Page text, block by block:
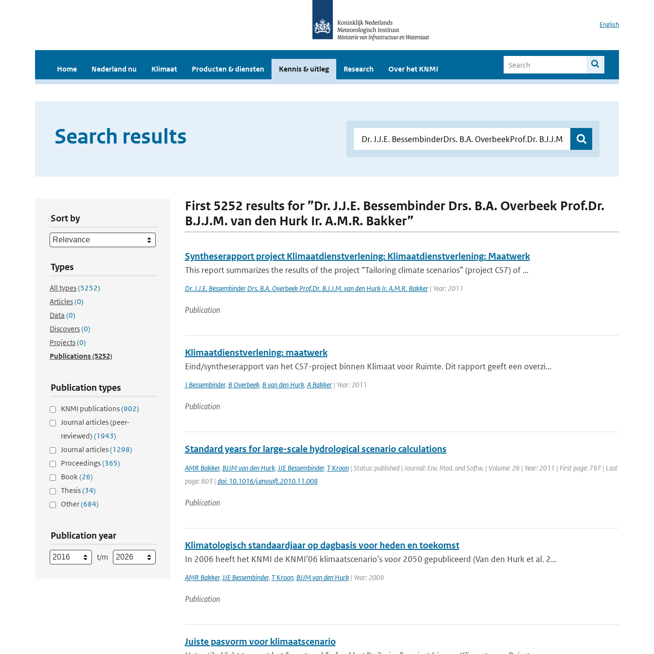
English
Home Nederland nu Klimaat Producten & diensten Kennis & uitleg Research Over het KNMI
Search results
Sort by
Types
All types(5252)
Articles(0)
Data (0)
Discovers(0)
Projects(0)
Publications(5252)
Publication types
KNMI publications(902)
Journal articles (peer-
reviewed) (1943)
Journal articles(1298)
Proceedings(365)
Book(26)
Thesis(34)
Other(684)
Publication year
t/m
First 5252 results for ”Dr. J.J.E. Bessembinder Drs. B.A. Overbeek Prof.Dr.
B.J.J.M. van den Hurk Ir. A.M.R. Bakker”
Syntheserapport project Klimaatdienstverlening: Klimaatdienstverlening: Maatwerk
This report summarizes the results of the project “Tailoring climate scenarios” (project CS7) of ...
Dr. J.J.E. Bessembinder Drs. B.A. Overbeek Prof.Dr. B.J.J.M. van den Hurk Ir. A.M.R. Bakker| Year: 2011
Publication
Klimaatdienstverlening: maatwerk
Eind/syntheserapport van het CS7-project binnen Klimaat voor Ruimte. Dit rapport geeft een overzi...
J Bessembinder, B Overbeek, B van den Hurk, A Bakker| Year: 2011
Publication
Standard years for large-scale hydrological scenario calculations
AMR Bakker, BJJM van den Hurk, JJE Bessembinder, T Kroon| Status: published | Journal: Env. Mod. and Softw. | Volume: 26 | Year: 2011 | First page: 797 | Last
page: 803 | doi: 10.1016/j.envsoft.2010.11.008
Publication
Klimatologisch standaardjaar op dagbasis voor heden en toekomst
In 2006 heeft het KNMI de KNMI’06 klimaatscenario’s voor 2050 gepubliceerd (Van den Hurk et al. 2...
AMR Bakker, JJE Bessembinder, T Kroon, BJJM van den Hurk| Year: 2009
Publication
Juiste pasvorm voor klimaatscenario